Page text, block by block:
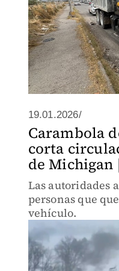
19.01.2026/
Carambola
corta
de Michigan
Las autoridades
personas que
vehículo.